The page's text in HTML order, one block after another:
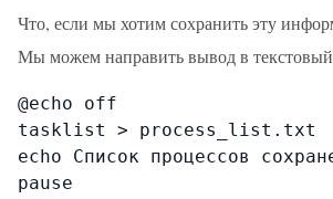
Что, если мы хотим сохранить эту
Мы можем направить вывод в
@echo off
tasklist > process_list.txt
echo Список процессов
pause